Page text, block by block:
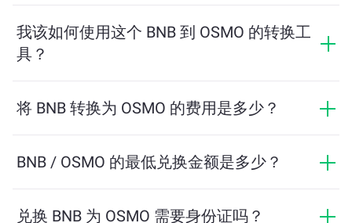
市场行情、供需关系和流动性等因素实时波动。
我该如何使用这个 BNB 到 OSMO 的转换工
具？
可获得的 OSMO 数量。然后按照提示步骤完成交易即
将 BNB 转换为 OSMO 的费用是多少？
ChangeNOW 提供具有竞争力的费率，没有隐藏费用，
BNB / OSMO 的最低兑换金额是多少？
保顺利交易所需的最低金额。但在大多数情况下，最低
兑换 BNB 为 OSMO 需要身份证吗？